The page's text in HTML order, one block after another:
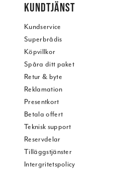
KUNDTJÄNST
Kundservice
Superbrådis
Köpvillkor
Spåra ditt paket
Retur & byte
Reklamation
Presentkort
Betala offert
Teknisk support
Reservdelar
Tilläggstjänster
Intergritetspolicy